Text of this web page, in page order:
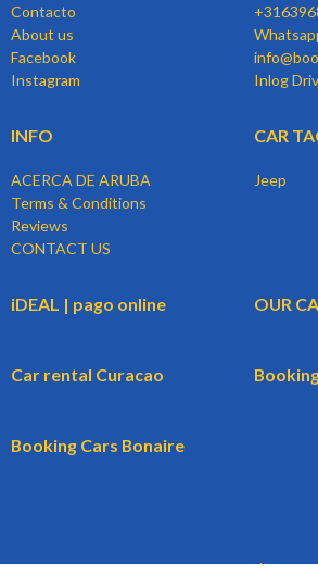
Contacto
About us
Facebook
Instagram
Inlog
INFO
ACERCA DE ARUBA
Terms & Conditions
Reviews
CONTACT US
CAR
Jeep
iDEAL | pago online OUR
Car rental Curacao
Booking Cars Bonaire
© 2024 BookingCars.nl |